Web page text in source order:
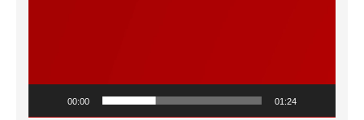
00:00 01:24